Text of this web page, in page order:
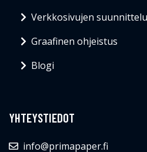
Verkkosivujen suunnittelu
Graafinen ohjeistus
Blogi
YHTEYSTIEDOT
info@primapaper.fi